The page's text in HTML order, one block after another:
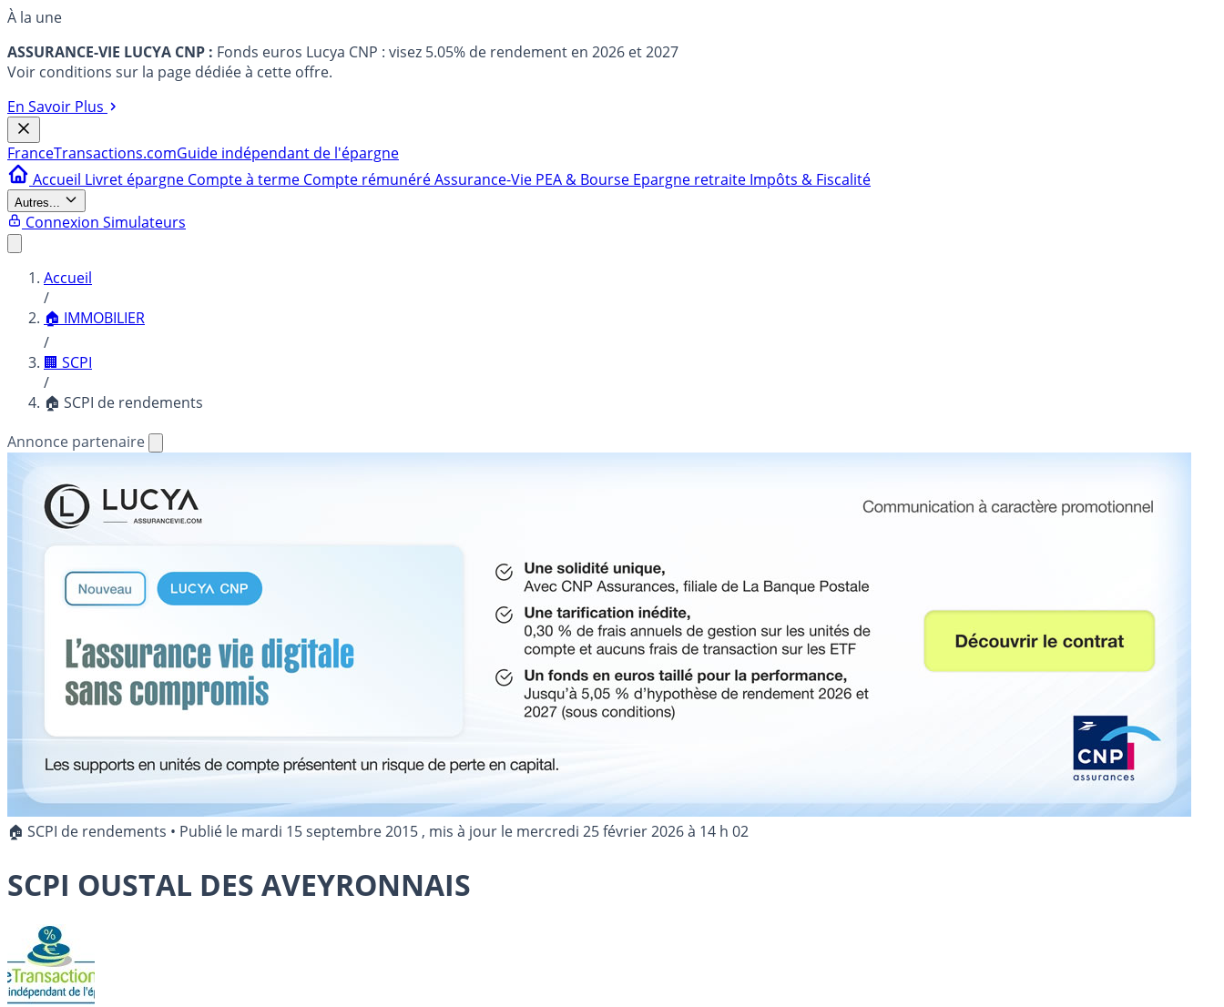
À la une
ASSURANCE-VIE LUCYA CNP : Fonds euros Lucya CNP : visez 5.05% de rendement en 2026 et 2027
Voir conditions sur la page dédiée à cette offre.
En Savoir Plus
FranceTransactions.comGuide indépendant de l'épargne
Accueil Livret épargne Compte à terme Compte rémunéréAssurance-Vie PEA & Bourse Epargne retraite Impôts & Fiscalité
Autres...
Connexion Simulateurs
Accueil
/
🏠 IMMOBILIER
/
🏢 SCPI
/
🏠 SCPI de rendements
Annonce partenaire
🏠 SCPI de rendements • Publié le mardi 15 septembre 2015 , mis à jour le mercredi 25 février 2026 à 14 h 02
SCPI OUSTAL DES AVEYRONNAIS